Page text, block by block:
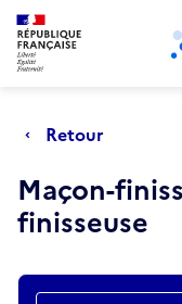
Aller au menu principal
Retour
Maçon-
finisseuse
Retour au début de la
Panneau de gestion